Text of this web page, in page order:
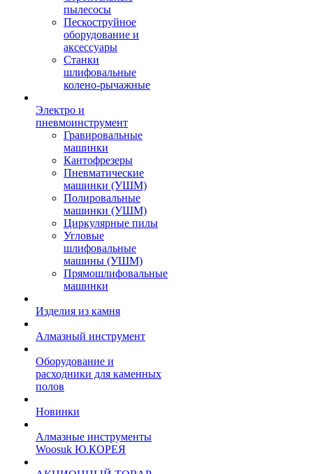
пылесосы
Пескоструйное
оборудование и
аксессуары
Станки
шлифовальные
колено-рычажные
Электро и
пневмоинструмент
Гравировальные
машинки
Кантофрезеры
Пневматические
машинки (УШМ)
Полировальные
машинки (УШМ)
Циркулярные пилы
Угловые
шлифовальные
машины (УШМ)
Прямошлифовальные
машинки
Изделия из камня
Алмазный инструмент
Оборудование и
расходники для каменных
полов
Новинки
Алмазные инструменты
Woosuk Ю.КОРЕЯ